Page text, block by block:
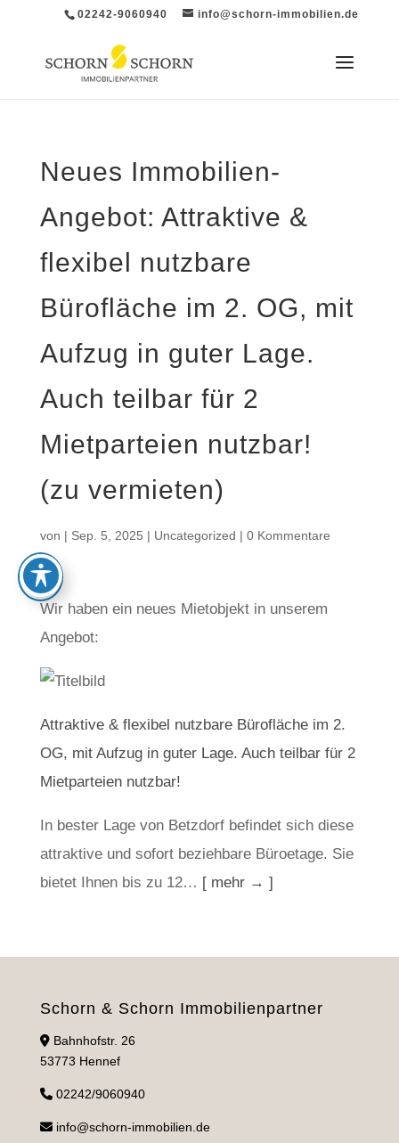
02242-9060940 info@schorn-immobilien.de
Neues Immobilien-
Angebot: Attraktive &
flexibel nutzbare
Bürofläche im 2. OG, mit
Aufzug in guter Lage.
Auch teilbar für 2
Mietparteien nutzbar!
(zu vermieten)
von | Sep. 5, 2025 | Uncategorized | 0 Kommentare
Wir haben ein neues Mietobjekt in unserem
Angebot:
Attraktive & flexibel nutzbare Bürofläche im 2.
OG, mit Aufzug in guter Lage. Auch teilbar für 2
Mietparteien nutzbar!
In bester Lage von Betzdorf befindet sich diese
attraktive und sofort beziehbare Büroetage. Sie
bietet Ihnen bis zu 12… [ mehr → ]
Schorn & Schorn Immobilienpartner
Bahnhofstr. 26
53773 Hennef
02242/9060940
info@schorn-immobilien.de